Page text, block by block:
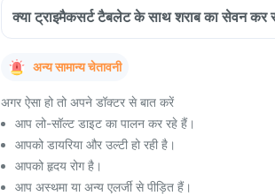
क्या ट्राइमैकसर्ट टैबलेट के साथ शराब का सेवन
अन्य सामान्य चेतावनी
अगर ऐसा हो तो अपने डॉक्टर से बात करें
आप लो-सॉल्ट डाइट का पालन कर रहे हैं।
आपको डायरिया और उल्टी हो रही है।
आपको हृदय रोग है।
आप अस्थमा या अन्य एलर्जी से पीड़ित हैं।